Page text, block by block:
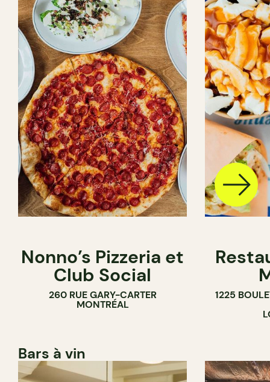
Nonno’s Pizzeria et
Club Social
260 RUE GARY-CARTER
MONTRÉAL
1225
Bars à vin